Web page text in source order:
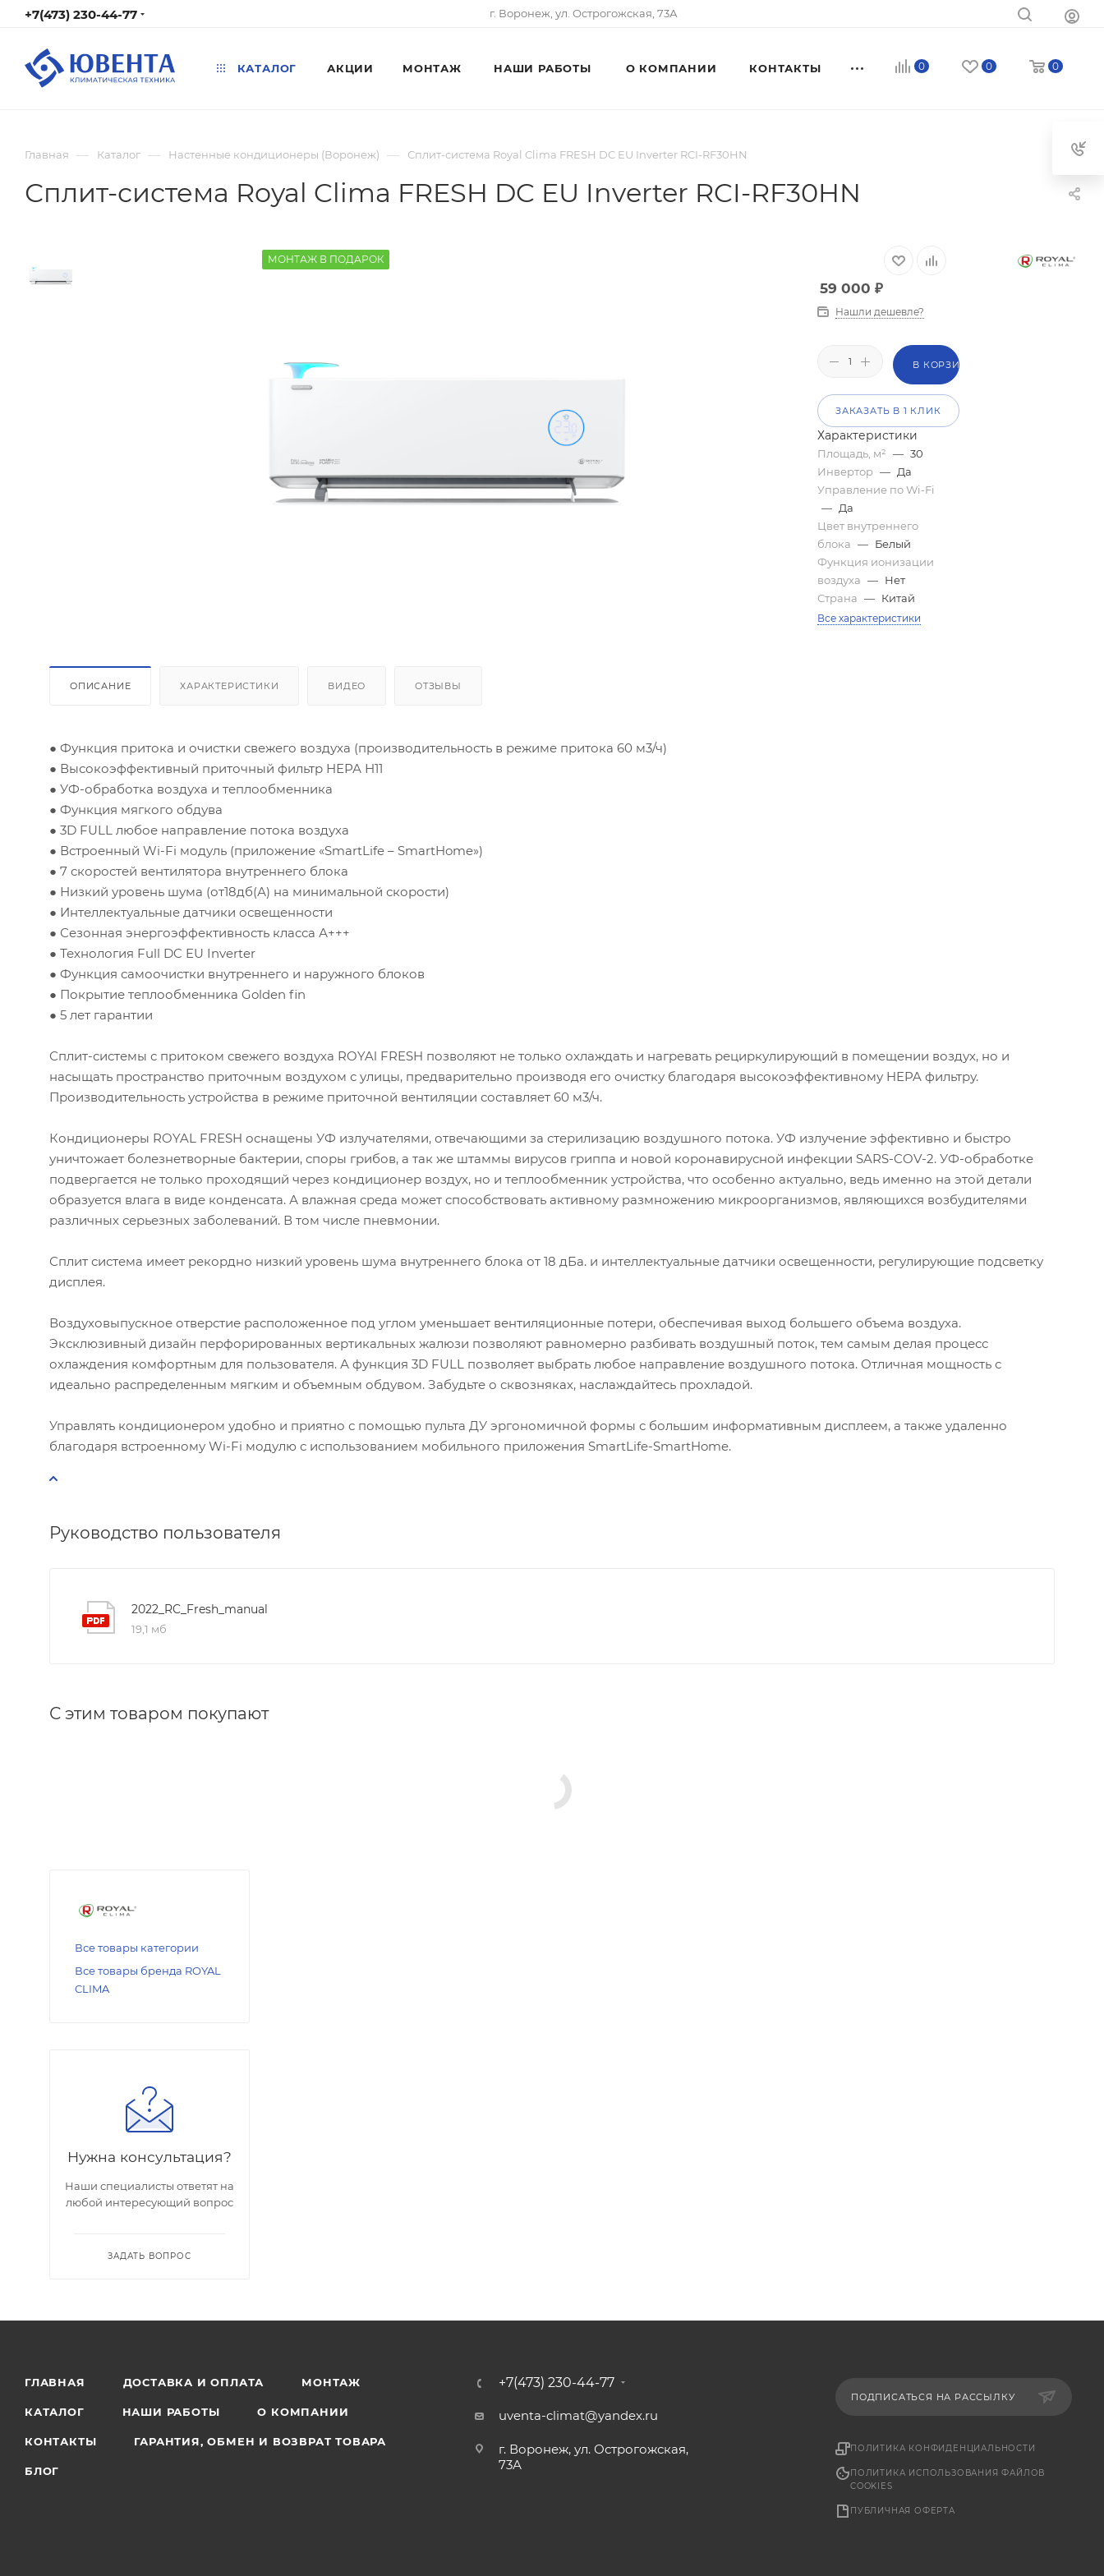
+7(473) 230-44-77 г. Воронеж, ул. Острогожская, 73А
0 0 0
КАТАЛОГ АКЦИИ МОНТАЖ НАШИ РАБОТЫ О КОМПАНИИ КОНТАКТЫ
Главная — Каталог — Настенные кондиционеры (Воронеж) — Сплит-система Royal Clima FRESH DC EU Inverter RCI-RF30HN
Сплит-система Royal Clima FRESH DC EU Inverter RCI-RF30HN
МОНТАЖ В ПОДАРОК
59 000 ₽
Нашли дешевле?
В КОРЗИНУ
ЗАКАЗАТЬ В 1 КЛИК
Характеристики
Площадь, м² — 30
Инвертор — Да
Управление по Wi-Fi
— Да
Цвет внутреннего
блока — Белый
Функция ионизации
воздуха — Нет
Страна — Китай
Все характеристики
ОПИСАНИЕ ХАРАКТЕРИСТИКИ ВИДЕО ОТЗЫВЫ
● Функция притока и очистки свежего воздуха (производительность в режиме притока 60 м3/ч)
● Высокоэффективный приточный фильтр НЕРА Н11
● УФ-обработка воздуха и теплообменника
● Функция мягкого обдува
● 3D FULL любое направление потока воздуха
● Встроенный Wi-Fi модуль (приложение «SmartLife – SmartHome»)
● 7 скоростей вентилятора внутреннего блока
● Низкий уровень шума (от18дб(А) на минимальной скорости)
● Интеллектуальные датчики освещенности
● Сезонная энергоэффективность класса А+++
● Технология Full DC EU Inverter
● Функция самоочистки внутреннего и наружного блоков
● Покрытие теплообменника Golden fin
● 5 лет гарантии
Сплит-системы с притоком свежего воздуха ROYAl FRESH позволяют не только охлаждать и нагревать рециркулирующий в помещении воздух, но и
насыщать пространство приточным воздухом с улицы, предварительно производя его очистку благодаря высокоэффективному HEPA фильтру.
Производительность устройства в режиме приточной вентиляции составляет 60 м3/ч.
Кондиционеры ROYAL FRESH оснащены УФ излучателями, отвечающими за стерилизацию воздушного потока. УФ излучение эффективно и быстро
уничтожает болезнетворные бактерии, споры грибов, а так же штаммы вирусов гриппа и новой коронавирусной инфекции SARS-COV-2. УФ-обработке
подвергается не только проходящий через кондиционер воздух, но и теплообменник устройства, что особенно актуально, ведь именно на этой детали
образуется влага в виде конденсата. А влажная среда может способствовать активному размножению микроорганизмов, являющихся возбудителями
различных серьезных заболеваний. В том числе пневмонии.
Сплит система имеет рекордно низкий уровень шума внутреннего блока от 18 дБа. и интеллектуальные датчики освещенности, регулирующие подсветку
дисплея.
Воздуховыпускное отверстие расположенное под углом уменьшает вентиляционные потери, обеспечивая выход большего объема воздуха.
Эксклюзивный дизайн перфорированных вертикальных жалюзи позволяют равномерно разбивать воздушный поток, тем самым делая процесс
охлаждения комфортным для пользователя. А функция 3D FULL позволяет выбрать любое направление воздушного потока. Отличная мощность с
идеально распределенным мягким и объемным обдувом. Забудьте о сквозняках, наслаждайтесь прохладой.
Управлять кондиционером удобно и приятно с помощью пульта ДУ эргономичной формы с большим информативным дисплеем, а также удаленно
благодаря встроенному Wi-Fi модулю с использованием мобильного приложения SmartLife-SmartHome.
Руководство пользователя
2022_RC_Fresh_manual
19,1 мб
С этим товаром покупают
Все товары категории
Все товары бренда ROYAL
CLIMA
Нужна консультация?
Наши специалисты ответят на
любой интересующий вопрос
ЗАДАТЬ ВОПРОС
ГЛАВНАЯ ДОСТАВКА И ОПЛАТА МОНТАЖ
КАТАЛОГ НАШИ РАБОТЫ О КОМПАНИИ
КОНТАКТЫ ГАРАНТИЯ, ОБМЕН И ВОЗВРАТ ТОВАРА
БЛОГ
+7(473) 230-44-77
uventa-climat@yandex.ru
г. Воронеж, ул. Острогожская,
73А
ПОДПИСАТЬСЯ НА РАССЫЛКУ
ПОЛИТИКА КОНФИДЕНЦИАЛЬНОСТИ
ПОЛИТИКА ИСПОЛЬЗОВАНИЯ ФАЙЛОВ
COOKIES
ПУБЛИЧНАЯ ОФЕРТА
Инсоляция (степень освещенности солнцем)
Количество компьютеров
Мощность остальной бытовой техники, Вт
Рекомендуемый диапазон мощности: - 2.91